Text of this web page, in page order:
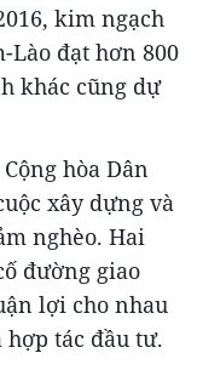
kim ngạch
Lào đạt hơn 800
khác cũng dự
hòa Dân
xây dựng và
nghèo. Hai
đường giao
lợi cho nhau
tác đầu tư.